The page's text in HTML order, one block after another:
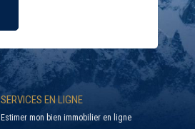
SERVICES EN LIGNE
Estimer mon bien immobilier en ligne